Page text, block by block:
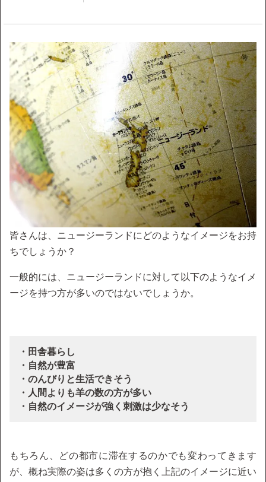
皆さんは、ニュージーランドにどのようなイメージをお持
ちでしょうか？
一般的には、ニュージーランドに対して以下のようなイメ
ージを持つ方が多いのではないでしょうか。
・田舎暮らし
・自然が豊富
・のんびりと生活できそう
・人間よりも羊の数の方が多い
・自然のイメージが強く刺激は少なそう
もちろん、どの都市に滞在するのかでも変わってきます
が、概ね実際の姿は多くの方が抱く上記のイメージに近い